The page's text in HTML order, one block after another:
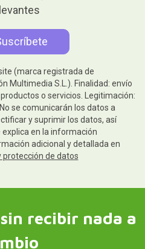
(marca registrada de
Multimedia S.L.). Finalidad: envío
o servicios. Legitimación:
se comunicarán los datos a
y suprimir los datos, así
en la información
adicional y detallada en
protección de datos
recibir nada a